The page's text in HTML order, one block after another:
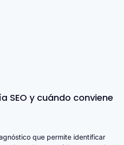
SEO y cuándo conviene
que permite identificar